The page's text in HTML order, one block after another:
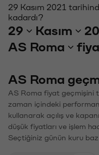
29 Kasım 2021
kadardı?
29 Kasım
AS Roma
AS Roma
AS Roma fiyat geçmişini
zaman içindeki
kullanarak açılış ve
düşük fiyatları ve işlem
Seçtiğiniz günün kuru